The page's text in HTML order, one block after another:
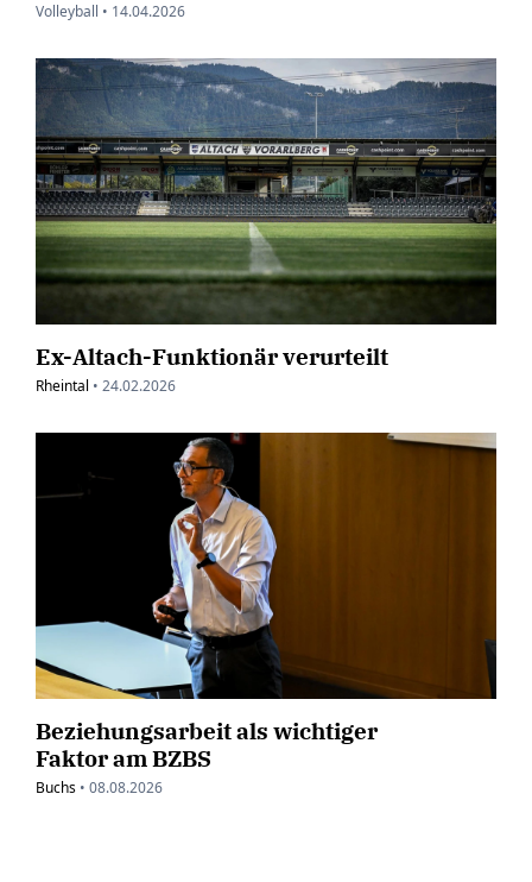
Volleyball • 14.04.2026
Ex-Altach-Funktionär verurteilt
Rheintal • 24.02.2026
Beziehungsarbeit als wichtiger
Faktor am BZBS
Buchs • 08.08.2026